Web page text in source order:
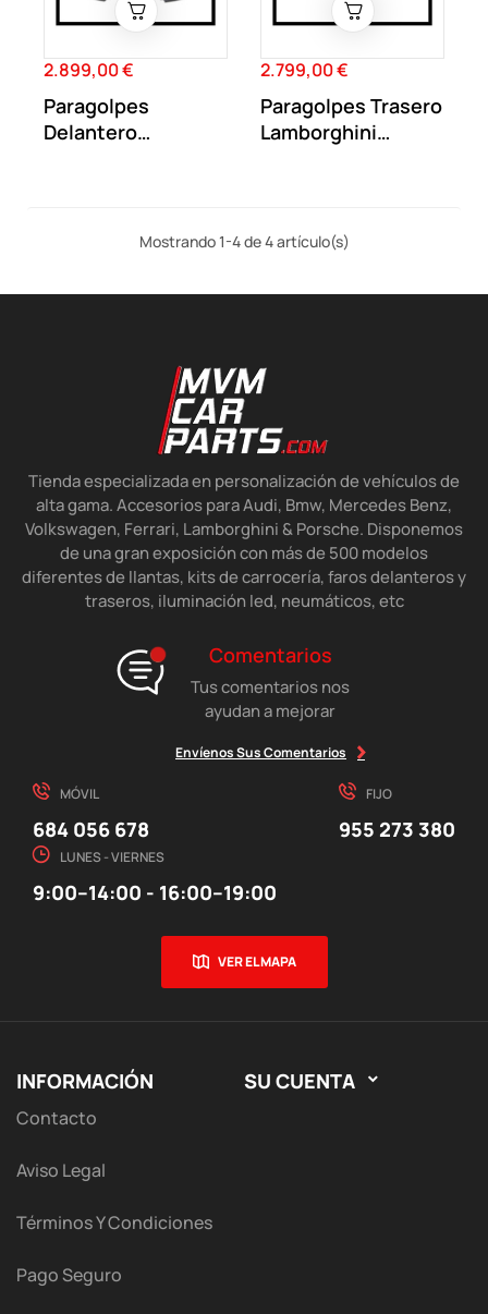
Precio
2.899,00 €
Paragolpes
Delantero
Precio
2.799,00 €
Paragolpes Trasero
Lamborghini
Mostrando 1-4 de 4 artículo(s)
Tienda especializada en personalización de vehículos de
alta gama. Accesorios para Audi, Bmw, Mercedes Benz,
Volkswagen, Ferrari, Lamborghini & Porsche. Disponemos
de una gran exposición con más de 500 modelos
diferentes de llantas, kits de carrocería, faros delanteros y
traseros, iluminación led, neumáticos, etc
Comentarios
Tus comentarios nos
ayudan a mejorar
Envíenos Sus Comentarios
MÓVIL
684 056 678
FIJO
955 273 380
LUNES - VIERNES
9:00–14:00 - 16:00–19:00
VER EL MAPA
INFORMACIÓN
Contacto
Aviso Legal
Términos Y Condiciones
Pago Seguro
SU CUENTA 